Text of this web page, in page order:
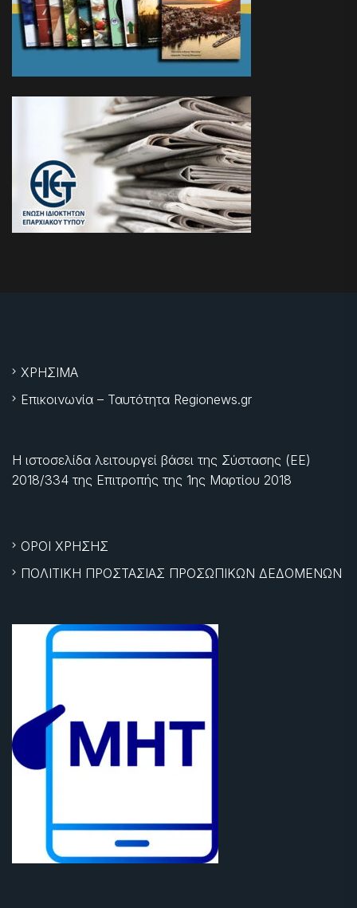
ΧΡΗΣΙΜΑ
Επικοινωνία – Ταυτότητα Regionews.gr
Η ιστοσελίδα λειτουργεί βάσει της Σύστασης (ΕΕ)
2018/334 της Επιτροπής της 1ης Μαρτίου 2018
ΟΡΟΙ ΧΡΗΣΗΣ
ΠΟΛΙΤΙΚΗ ΠΡΟΣΤΑΣΙΑΣ ΠΡΟΣΩΠΙΚΩΝ ΔΕΔΟΜΕΝΩΝ